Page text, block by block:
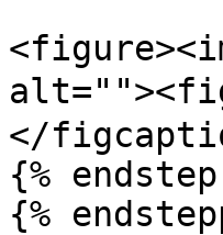
</
{%
{%